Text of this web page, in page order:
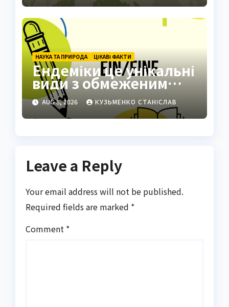
НАУКА ТА ПРИРОДА ЦІКАВІ ФАКТИ
Ендеміки це унікальні
види з обмеженим
ареалом
AUG 8, 2026 КУЗЬМЕНКО СТАНІСЛАВ
Leave a Reply
Your email address will not be published.
Required fields are marked *
Comment *